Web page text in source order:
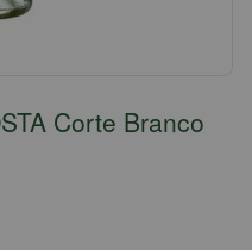
Corte Branco